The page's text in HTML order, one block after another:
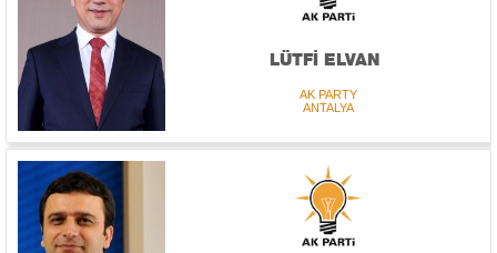
LÜTFİ ELVAN
AK PARTY
ANTALYA